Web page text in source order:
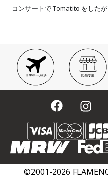
コンサートで Tomatito をした
世界中へ発送 店舗受取
©2001-2026